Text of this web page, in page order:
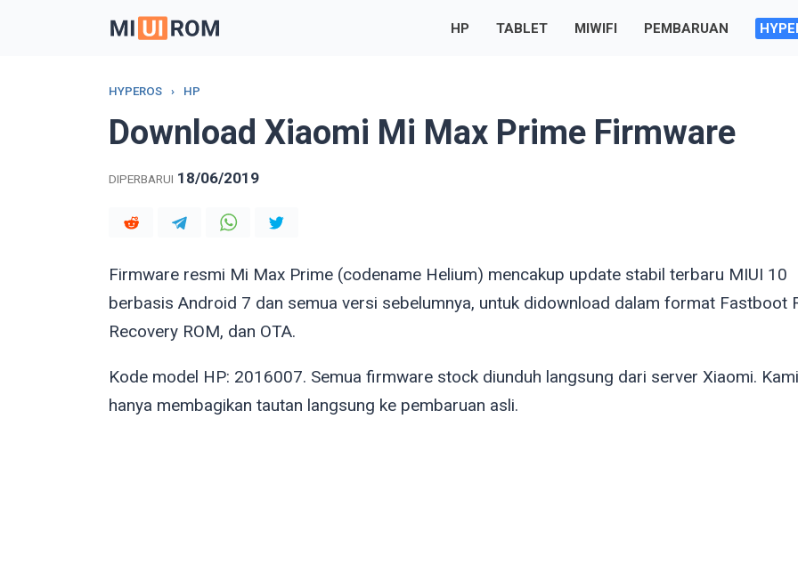
HP TABLET MIWIFI PEMBARUAN
HYPEROS › HP
Download Xiaomi Mi Max Prime Firmware
DIPERBARUI 18/06/2019
Firmware resmi Mi Max Prime (codename Helium) mencakup update stabil terbaru MIUI 10
berbasis Android 7 dan semua versi sebelumnya, untuk didownload dalam format Fastboot
Recovery ROM, dan OTA.
Kode model HP: 2016007. Semua firmware stock diunduh langsung dari server Xiaomi. Kami
hanya membagikan tautan langsung ke pembaruan asli.